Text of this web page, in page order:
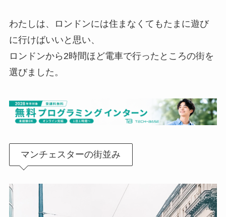
わたしは、ロンドンには住まなくてもたまに遊び
に行けばいいと思い、
ロンドンから2時間ほど電車で行ったところの街を
選びました。
マンチェスターの街並み